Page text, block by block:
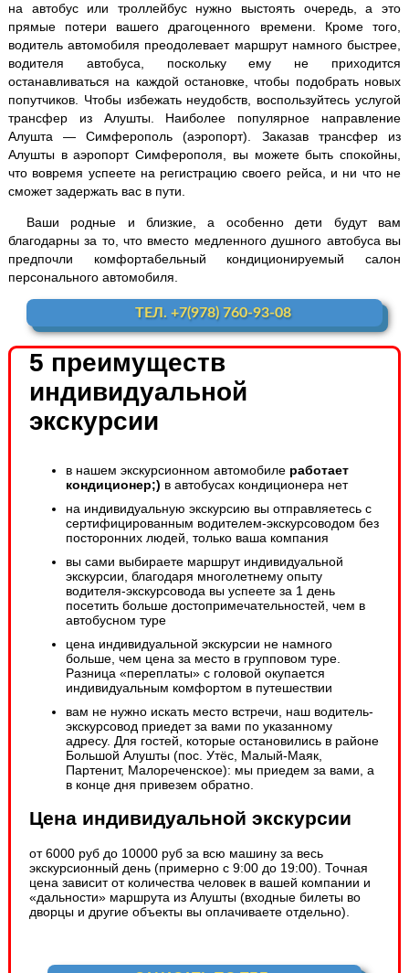
Трансфер
на автобус или троллейбус нужно выстоять очередь, а это
прямые потери вашего драгоценного времени. Кроме того,
водитель автомобиля преодолевает маршрут намного быстрее,
водителя автобуса, поскольку ему не приходится
останавливаться на каждой остановке, чтобы подобрать новых
попутчиков. Чтобы избежать неудобств, воспользуйтесь услугой
трансфер из Алушты. Наиболее популярное направление
Алушта — Симферополь (аэропорт). Заказав трансфер из
Алушты в аэропорт Симферополя, вы можете быть спокойны,
что вовремя успеете на регистрацию своего рейса, и ни что не
сможет задержать вас в пути.
Ваши родные и близкие, а особенно дети будут вам
благодарны за то, что вместо медленного душного автобуса вы
предпочли комфортабельный кондиционируемый салон
персонального автомобиля.
ТЕЛ. +7(978) 760-93-08
5 преимуществ
индивидуальной
экскурсии
в нашем экскурсионном автомобиле работает
кондиционер;) в автобусах кондиционера нет
на индивидуальную экскурсию вы отправляетесь с
сертифицированным водителем-экскурсоводом без
посторонних людей, только ваша компания
вы сами выбираете маршрут индивидуальной
экскурсии, благодаря многолетнему опыту
водителя-экскурсовода вы успеете за 1 день
посетить больше достопримечательностей, чем в
автобусном туре
цена индивидуальной экскурсии не намного
больше, чем цена за место в групповом туре.
Разница «переплаты» с головой окупается
индивидуальным комфортом в путешествии
вам не нужно искать место встречи, наш водитель-
экскурсовод приедет за вами по указанному
адресу. Для гостей, которые остановились в районе
Большой Алушты (пос. Утёс, Малый-Маяк,
Партенит, Малореченское): мы приедем за вами, а
в конце дня привезем обратно.
Цена индивидуальной экскурсии
от 6000 руб до 10000 руб за всю машину за весь
экскурсионный день (примерно с 9:00 до 19:00). Точная
цена зависит от количества человек в вашей компании и
«дальности» маршрута из Алушты (входные билеты во
дворцы и другие объекты вы оплачиваете отдельно).